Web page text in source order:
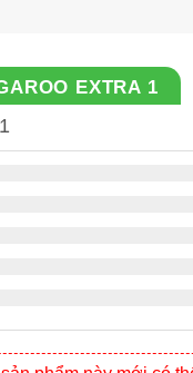
EXTRA 1